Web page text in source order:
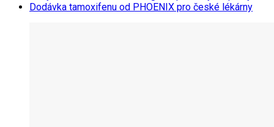
Dodávka tamoxifenu od PHOENIX pro české lékárny